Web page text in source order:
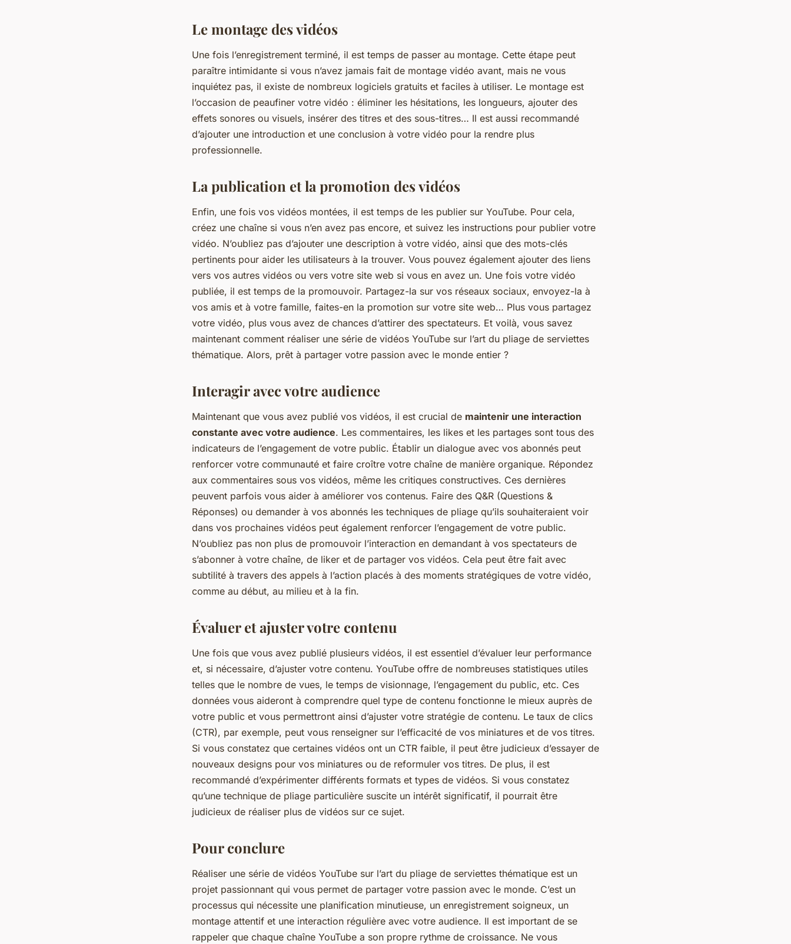
Le montage des vidéos
Une fois l’enregistrement terminé, il est temps de passer au montage. Cette étape peut
paraître intimidante si vous n’avez jamais fait de montage vidéo avant, mais ne vous
inquiétez pas, il existe de nombreux logiciels gratuits et faciles à utiliser. Le montage est
l’occasion de peaufiner votre vidéo : éliminer les hésitations, les longueurs, ajouter des
effets sonores ou visuels, insérer des titres et des sous-titres… Il est aussi recommandé
d’ajouter une introduction et une conclusion à votre vidéo pour la rendre plus
professionnelle.
La publication et la promotion des vidéos
Enfin, une fois vos vidéos montées, il est temps de les publier sur YouTube. Pour cela,
créez une chaîne si vous n’en avez pas encore, et suivez les instructions pour publier votre
vidéo. N’oubliez pas d’ajouter une description à votre vidéo, ainsi que des mots-clés
pertinents pour aider les utilisateurs à la trouver. Vous pouvez également ajouter des liens
vers vos autres vidéos ou vers votre site web si vous en avez un. Une fois votre vidéo
publiée, il est temps de la promouvoir. Partagez-la sur vos réseaux sociaux, envoyez-la à
vos amis et à votre famille, faites-en la promotion sur votre site web… Plus vous partagez
votre vidéo, plus vous avez de chances d’attirer des spectateurs. Et voilà, vous savez
maintenant comment réaliser une série de vidéos YouTube sur l’art du pliage de serviettes
thématique. Alors, prêt à partager votre passion avec le monde entier ?
Interagir avec votre audience
Maintenant que vous avez publié vos vidéos, il est crucial de maintenir une interaction
constante avec votre audience. Les commentaires, les likes et les partages sont tous des
indicateurs de l’engagement de votre public. Établir un dialogue avec vos abonnés peut
renforcer votre communauté et faire croître votre chaîne de manière organique. Répondez
aux commentaires sous vos vidéos, même les critiques constructives. Ces dernières
peuvent parfois vous aider à améliorer vos contenus. Faire des Q&R (Questions &
Réponses) ou demander à vos abonnés les techniques de pliage qu’ils souhaiteraient voir
dans vos prochaines vidéos peut également renforcer l’engagement de votre public.
N’oubliez pas non plus de promouvoir l’interaction en demandant à vos spectateurs de
s’abonner à votre chaîne, de liker et de partager vos vidéos. Cela peut être fait avec
subtilité à travers des appels à l’action placés à des moments stratégiques de votre vidéo,
comme au début, au milieu et à la fin.
Évaluer et ajuster votre contenu
Une fois que vous avez publié plusieurs vidéos, il est essentiel d’évaluer leur performance
et, si nécessaire, d’ajuster votre contenu. YouTube offre de nombreuses statistiques utiles
telles que le nombre de vues, le temps de visionnage, l’engagement du public, etc. Ces
données vous aideront à comprendre quel type de contenu fonctionne le mieux auprès de
votre public et vous permettront ainsi d’ajuster votre stratégie de contenu. Le taux de clics
(CTR), par exemple, peut vous renseigner sur l’efficacité de vos miniatures et de vos titres.
Si vous constatez que certaines vidéos ont un CTR faible, il peut être judicieux d’essayer de
nouveaux designs pour vos miniatures ou de reformuler vos titres. De plus, il est
recommandé d’expérimenter différents formats et types de vidéos. Si vous constatez
qu’une technique de pliage particulière suscite un intérêt significatif, il pourrait être
judicieux de réaliser plus de vidéos sur ce sujet.
Pour conclure
Réaliser une série de vidéos YouTube sur l’art du pliage de serviettes thématique est un
projet passionnant qui vous permet de partager votre passion avec le monde. C’est un
processus qui nécessite une planification minutieuse, un enregistrement soigneux, un
montage attentif et une interaction régulière avec votre audience. Il est important de se
rappeler que chaque chaîne YouTube a son propre rythme de croissance. Ne vous